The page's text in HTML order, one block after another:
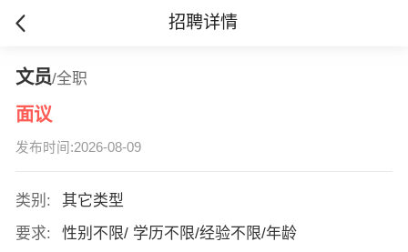
招聘详情
文员/全职
面议
发布时间:2026-08-09
类别:
其它类型
要求:
性别不限/ 学历不限/经验不限/年龄